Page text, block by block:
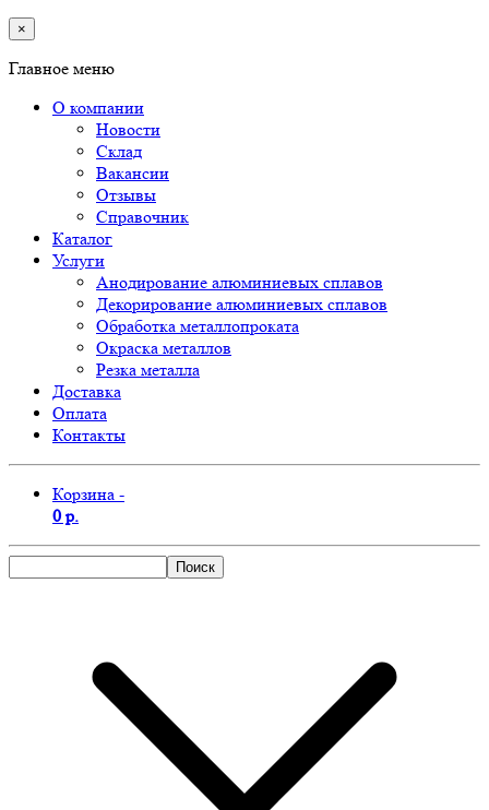
×
Главное меню
О компании
Новости
Склад
Вакансии
Отзывы
Справочник
Каталог
Услуги
Анодирование алюминиевых сплавов
Декорирование алюминиевых сплавов
Обработка металлопроката
Окраска металлов
Резка металла
Доставка
Оплата
Контакты
Корзина -
0 р.